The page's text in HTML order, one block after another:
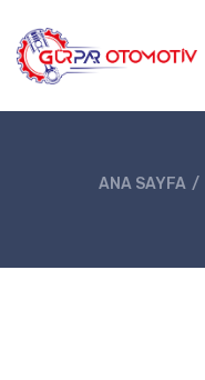
ANA SAYFA